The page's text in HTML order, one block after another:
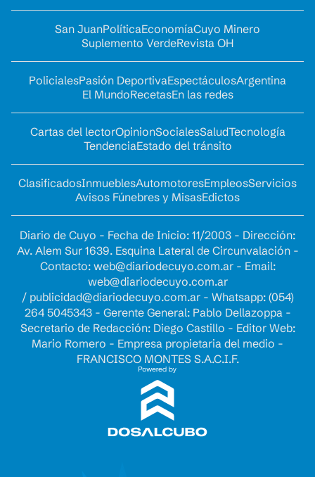
San JuanPolíticaEconomíaCuyo Minero
Suplemento VerdeRevista OH
PolicialesPasión DeportivaEspectáculosArgentina
El MundoRecetasEn las redes
Cartas del lectorOpinionSocialesSaludTecnología
TendenciaEstado del tránsito
ClasificadosInmueblesAutomotoresEmpleosServicios
Avisos Fúnebres y MisasEdictos
Diario de Cuyo - Fecha de Inicio: 11/2003 - Dirección:
Av. Alem Sur 1639. Esquina Lateral de Circunvalación -
Contacto: web@diariodecuyo.com.ar- Email:
web@diariodecuyo.com.ar
/ publicidad@diariodecuyo.com.ar- Whatsapp: (054)
264 5045343 - Gerente General: Pablo Dellazoppa -
Secretario de Redacción: Diego Castillo - Editor Web:
Mario Romero - Empresa propietaria del medio -
FRANCISCO MONTES S.A.C.I.F.